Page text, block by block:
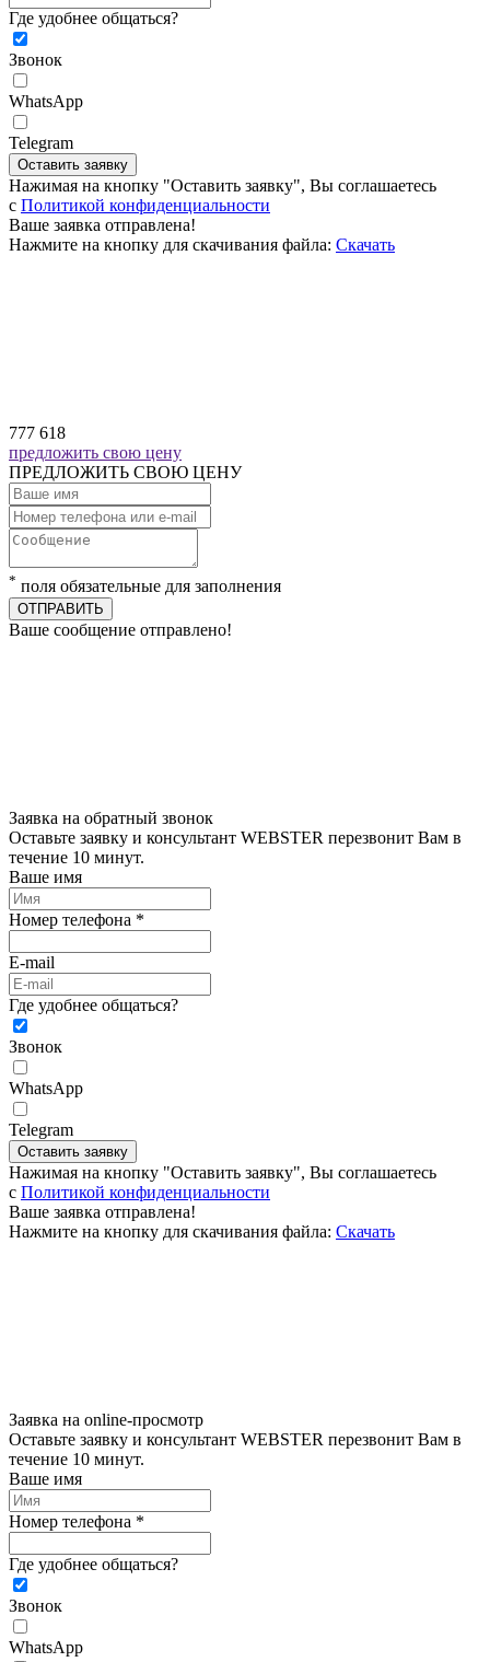
Где удобнее общаться?
Звонок
WhatsApp
Telegram
Оставить заявку
Нажимая на кнопку "Оставить заявку", Вы соглашаетесь
c Политикой конфиденциальности
Ваше заявка отправлена!
Нажмите на кнопку для скачивания файла: Скачать
777 618
предложить свою цену
ПРЕДЛОЖИТЬ СВОЮ ЦЕНУ
* поля обязательные для заполнения
ОТПРАВИТЬ
Ваше сообщение отправлено!
Заявка на обратный звонок
Оставьте заявку и консультант WEBSTER перезвонит Вам в
течение 10 минут.
Ваше имя
Номер телефона *
E-mail
Где удобнее общаться?
Звонок
WhatsApp
Telegram
Оставить заявку
Нажимая на кнопку "Оставить заявку", Вы соглашаетесь
c Политикой конфиденциальности
Ваше заявка отправлена!
Нажмите на кнопку для скачивания файла: Скачать
Заявка на online-просмотр
Оставьте заявку и консультант WEBSTER перезвонит Вам в
течение 10 минут.
Ваше имя
Номер телефона *
Где удобнее общаться?
Звонок
WhatsApp